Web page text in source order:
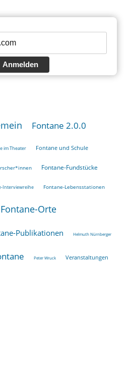
Anmelden
Fontane 2.0.0
im Theater Fontane und Schule
Fontane-Fundstücke
Interviewreihe Fontane-Lebensstationen
Fontane-Orte
Publikationen Helmuth Nürnberger
Peter Wruck Veranstaltungen